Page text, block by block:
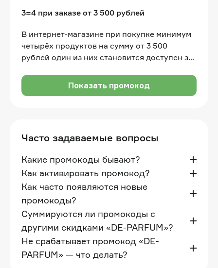
3=4 при заказе от 3 500 рублей
В интернет-магазине при покупке минимум
четырёх продуктов на сумму от 3 500
рублей один из них становится доступен за
Показать промокод
Часто задаваемые вопросы
Какие промокоды бывают?
Как активировать промокод?
Как часто появляются новые
промокоды?
Суммируются ли промокоды с
другими скидками «DE-PARFUM»?
Не срабатывает промокод «DE-
PARFUM» — что делать?